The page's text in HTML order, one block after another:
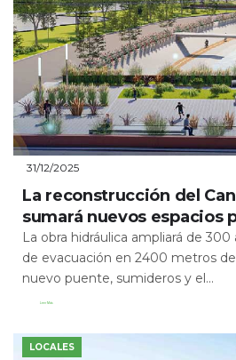
31/12/2025
La reconstrucción del
sumará nuevos espacios
La obra hidráulica ampliará de
de evacuación en 2400 metros
nuevo puente, sumideros y el...
Leer Más
LOCALES